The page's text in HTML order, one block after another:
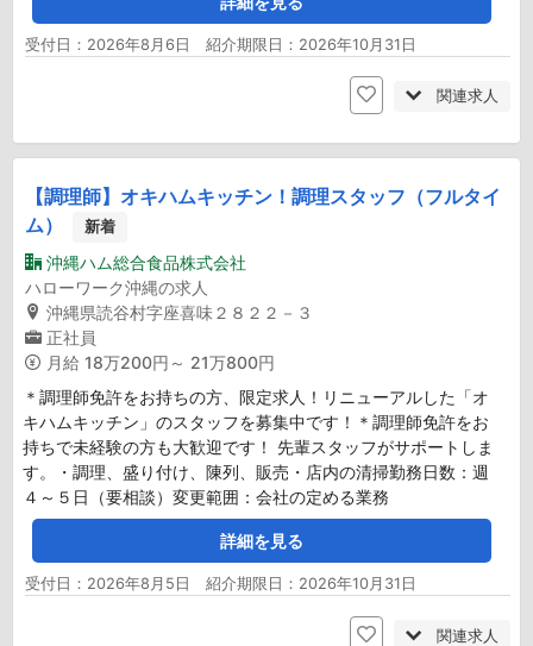
受付日：2026年8月6日 紹介期限日：2026年10月31日
関連求人
【調理師】オキハムキッチン！調理スタッフ（フルタイ
ム）
新着
沖縄ハム総合食品株式会社
ハローワーク沖縄の求人
沖縄県読谷村字座喜味２８２２－３
正社員
月給 18万200円～ 21万800円
＊調理師免許をお持ちの方、限定求人！リニューアルした「オ
キハムキッチン」のスタッフを募集中です！＊調理師免許をお
持ちで未経験の方も大歓迎です！ 先輩スタッフがサポートしま
す。・調理、盛り付け、陳列、販売・店内の清掃勤務日数：週
４～５日（要相談）変更範囲：会社の定める業務
詳細を見る
受付日：2026年8月5日 紹介期限日：2026年10月31日
関連求人